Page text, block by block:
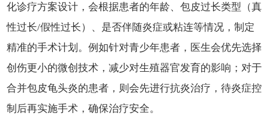
化诊疗方案设计，会根据患者的年龄、包皮过长类型（真
性过长/假性过长）、是否伴随炎症或粘连等情况，制定
精准的手术计划。例如针对青少年患者，医生会优先选择
创伤更小的微创技术，减少对生殖器官发育的影响；对于
合并包皮龟头炎的患者，则会先进行抗炎治疗，待炎症控
制后再实施手术，确保治疗安全。